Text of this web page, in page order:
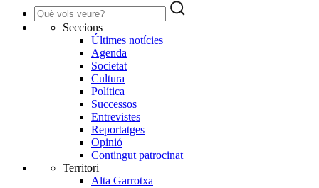
Seccions
Últimes notícies
Agenda
Societat
Cultura
Política
Successos
Entrevistes
Reportatges
Opinió
Contingut patrocinat
Territori
Alta Garrotxa